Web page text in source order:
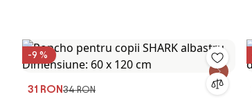
-9 %
31 RON34 RON